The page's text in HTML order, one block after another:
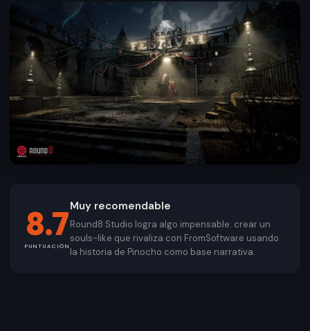
8.7
PUNTUACIÓN
Muy recomendable
Round8 Studio logra algo impensable: crear un
souls-like que rivaliza con FromSoftware usando
la historia de Pinocho como base narrativa.